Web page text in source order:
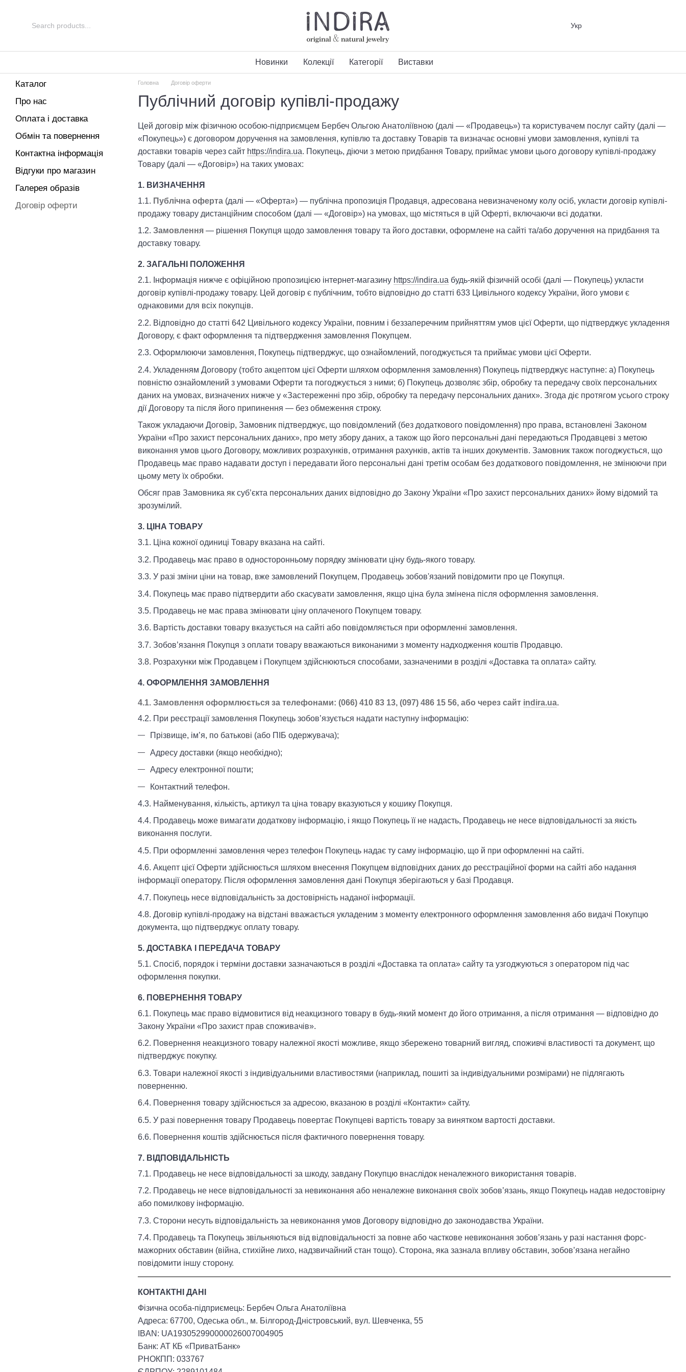
Укр
Новинки Колекції Категорії Виставки
Головна Договір оферти
Публічний договір купівлі-продажу
Цей договір між фізичною особою-підприємцем Бербеч Ольгою Анатоліївною (далі — «Продавець») та користувачем послуг сайту (далі —
«Покупець») є договором доручення на замовлення, купівлю та доставку Товарів та визначає основні умови замовлення, купівлі та
доставки товарів через сайт https://indira.ua. Покупець, діючи з метою придбання Товару, приймає умови цього договору купівлі-продажу
Товару (далі — «Договір») на таких умовах:
1. ВИЗНАЧЕННЯ
1.1. Публічна оферта (далі — «Оферта») — публічна пропозиція Продавця, адресована невизначеному колу осіб, укласти договір купівлі-
продажу товару дистанційним способом (далі — «Договір») на умовах, що містяться в цій Оферті, включаючи всі додатки.
1.2. Замовлення — рішення Покупця щодо замовлення товару та його доставки, оформлене на сайті та/або доручення на придбання та
доставку товару.
2. ЗАГАЛЬНІ ПОЛОЖЕННЯ
2.1. Інформація нижче є офіційною пропозицією інтернет-магазину https://indira.ua будь-якій фізичній особі (далі — Покупець) укласти
договір купівлі-продажу товару. Цей договір є публічним, тобто відповідно до статті 633 Цивільного кодексу України, його умови є
однаковими для всіх покупців.
2.2. Відповідно до статті 642 Цивільного кодексу України, повним і беззаперечним прийняттям умов цієї Оферти, що підтверджує укладення
Договору, є факт оформлення та підтвердження замовлення Покупцем.
2.3. Оформлюючи замовлення, Покупець підтверджує, що ознайомлений, погоджується та приймає умови цієї Оферти.
2.4. Укладенням Договору (тобто акцептом цієї Оферти шляхом оформлення замовлення) Покупець підтверджує наступне: а) Покупець
повністю ознайомлений з умовами Оферти та погоджується з ними; б) Покупець дозволяє збір, обробку та передачу своїх персональних
даних на умовах, визначених нижче у «Застереженні про збір, обробку та передачу персональних даних». Згода діє протягом усього строку
дії Договору та після його припинення — без обмеження строку.
Також укладаючи Договір, Замовник підтверджує, що повідомлений (без додаткового повідомлення) про права, встановлені Законом
України «Про захист персональних даних», про мету збору даних, а також що його персональні дані передаються Продавцеві з метою
виконання умов цього Договору, можливих розрахунків, отримання рахунків, актів та інших документів. Замовник також погоджується, що
Продавець має право надавати доступ і передавати його персональні дані третім особам без додаткового повідомлення, не змінюючи при
цьому мету їх обробки.
Обсяг прав Замовника як суб’єкта персональних даних відповідно до Закону України «Про захист персональних даних» йому відомий та
зрозумілий.
3. ЦІНА ТОВАРУ
3.1. Ціна кожної одиниці Товару вказана на сайті.
3.2. Продавець має право в односторонньому порядку змінювати ціну будь-якого товару.
3.3. У разі зміни ціни на товар, вже замовлений Покупцем, Продавець зобов'язаний повідомити про це Покупця.
3.4. Покупець має право підтвердити або скасувати замовлення, якщо ціна була змінена після оформлення замовлення.
3.5. Продавець не має права змінювати ціну оплаченого Покупцем товару.
3.6. Вартість доставки товару вказується на сайті або повідомляється при оформленні замовлення.
3.7. Зобов’язання Покупця з оплати товару вважаються виконаними з моменту надходження коштів Продавцю.
3.8. Розрахунки між Продавцем і Покупцем здійснюються способами, зазначеними в розділі «Доставка та оплата» сайту.
4. ОФОРМЛЕННЯ ЗАМОВЛЕННЯ
4.1. Замовлення оформлюється за телефонами: (066) 410 83 13, (097) 486 15 56, або через сайт indira.ua.
4.2. При реєстрації замовлення Покупець зобов’язується надати наступну інформацію:
Прізвище, ім’я, по батькові (або ПІБ одержувача);
Адресу доставки (якщо необхідно);
Адресу електронної пошти;
Контактний телефон.
4.3. Найменування, кількість, артикул та ціна товару вказуються у кошику Покупця.
4.4. Продавець може вимагати додаткову інформацію, і якщо Покупець її не надасть, Продавець не несе відповідальності за якість
виконання послуги.
4.5. При оформленні замовлення через телефон Покупець надає ту саму інформацію, що й при оформленні на сайті.
4.6. Акцепт цієї Оферти здійснюється шляхом внесення Покупцем відповідних даних до реєстраційної форми на сайті або надання
інформації оператору. Після оформлення замовлення дані Покупця зберігаються у базі Продавця.
4.7. Покупець несе відповідальність за достовірність наданої інформації.
4.8. Договір купівлі-продажу на відстані вважається укладеним з моменту електронного оформлення замовлення або видачі Покупцю
документа, що підтверджує оплату товару.
5. ДОСТАВКА І ПЕРЕДАЧА ТОВАРУ
5.1. Спосіб, порядок і терміни доставки зазначаються в розділі «Доставка та оплата» сайту та узгоджуються з оператором під час
оформлення покупки.
6. ПОВЕРНЕННЯ ТОВАРУ
6.1. Покупець має право відмовитися від неакцизного товару в будь-який момент до його отримання, а після отримання — відповідно до
Закону України «Про захист прав споживачів».
6.2. Повернення неакцизного товару належної якості можливе, якщо збережено товарний вигляд, споживчі властивості та документ, що
підтверджує покупку.
6.3. Товари належної якості з індивідуальними властивостями (наприклад, пошиті за індивідуальними розмірами) не підлягають
поверненню.
6.4. Повернення товару здійснюється за адресою, вказаною в розділі «Контакти» сайту.
6.5. У разі повернення товару Продавець повертає Покупцеві вартість товару за винятком вартості доставки.
6.6. Повернення коштів здійснюється після фактичного повернення товару.
7. ВІДПОВІДАЛЬНІСТЬ
7.1. Продавець не несе відповідальності за шкоду, завдану Покупцю внаслідок неналежного використання товарів.
7.2. Продавець не несе відповідальності за невиконання або неналежне виконання своїх зобов’язань, якщо Покупець надав недостовірну
або помилкову інформацію.
7.3. Сторони несуть відповідальність за невиконання умов Договору відповідно до законодавства України.
7.4. Продавець та Покупець звільняються від відповідальності за повне або часткове невиконання зобов’язань у разі настання форс-
мажорних обставин (війна, стихійне лихо, надзвичайний стан тощо). Сторона, яка зазнала впливу обставин, зобов’язана негайно
повідомити іншу сторону.
КОНТАКТНІ ДАНІ
Фізична особа-підприємець: Бербеч Ольга Анатоліївна
Адреса: 67700, Одеська обл., м. Білгород-Дністровський, вул. Шевченка, 55
IBAN: UA193052990000026007004905
Банк: АТ КБ «ПриватБанк»
РНОКПП: 033767
Каталог
Про нас
Оплата і доставка
Обмін та повернення
Контактна інформація
Відгуки про магазин
Галерея образів
Договір оферти